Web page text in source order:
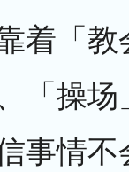
着「
「操
事情